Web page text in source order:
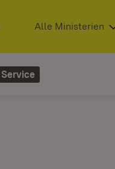
(Öffnet in neuem Fenster)
Alle Ministerien
Service